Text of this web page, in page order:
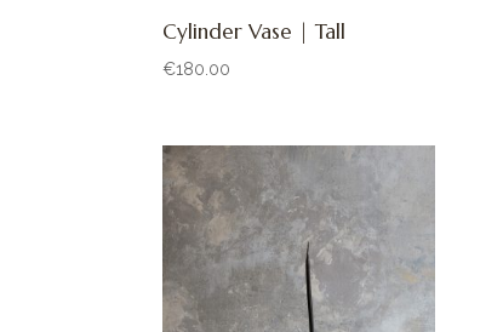
Cylinder Vase | Tall
€180.00